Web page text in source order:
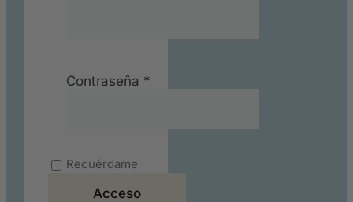
Contraseña *
Recuérdame
Acceso